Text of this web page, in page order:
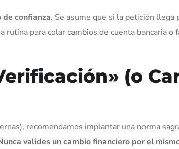
de confianza. Se asume que si la petición llega
para colar cambios de cuenta bancaria o
(o
recomendamos implantar una norma
valides un cambio financiero por el